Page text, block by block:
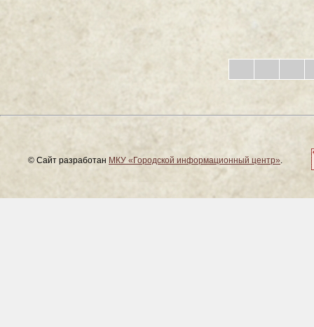
© Сайт разработан МКУ «Городской информационный центр».